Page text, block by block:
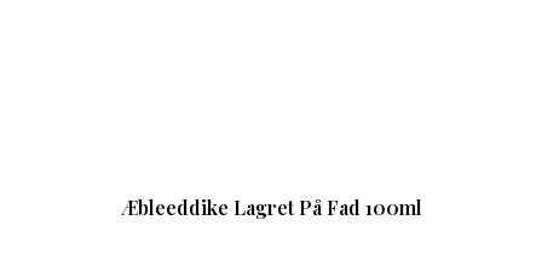
Æbleeddike Lagret På Fad 100ml